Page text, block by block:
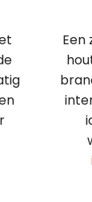
Een